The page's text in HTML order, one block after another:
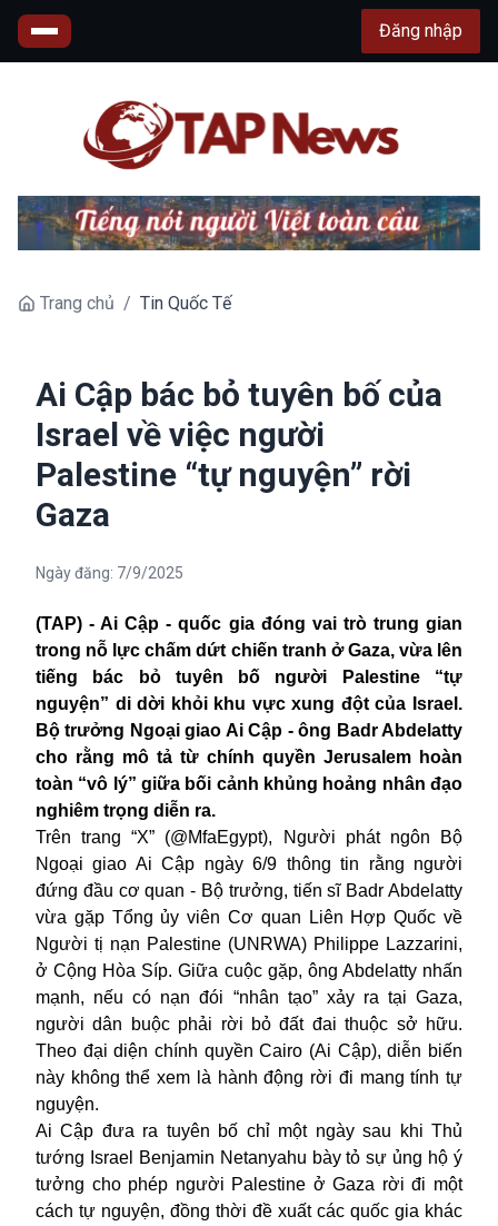
Đăng nhập
Trang chủ / Tin Quốc Tế
Ai Cập bác bỏ tuyên bố của
Israel về việc người
Palestine “tự nguyện” rời
Gaza
Ngày đăng: 7/9/2025
(TAP) - Ai Cập - quốc gia đóng vai trò trung gian
trong nỗ lực chấm dứt chiến tranh ở Gaza, vừa lên
tiếng bác bỏ tuyên bố người Palestine “tự
nguyện” di dời khỏi khu vực xung đột của Israel.
Bộ trưởng Ngoại giao Ai Cập - ông Badr Abdelatty
cho rằng mô tả từ chính quyền Jerusalem hoàn
toàn “vô lý” giữa bối cảnh khủng hoảng nhân đạo
nghiêm trọng diễn ra.
Trên trang “X” (@MfaEgypt), Người phát ngôn Bộ
Ngoại giao Ai Cập ngày 6/9 thông tin rằng người
đứng đầu cơ quan - Bộ trưởng, tiến sĩ Badr Abdelatty
vừa gặp Tổng ủy viên Cơ quan Liên Hợp Quốc về
Người tị nạn Palestine (UNRWA) Philippe Lazzarini,
ở Cộng Hòa Síp. Giữa cuộc gặp, ông Abdelatty nhấn
mạnh, nếu có nạn đói “nhân tạo” xảy ra tại Gaza,
người dân buộc phải rời bỏ đất đai thuộc sở hữu.
Theo đại diện chính quyền Cairo (Ai Cập), diễn biến
này không thể xem là hành động rời đi mang tính tự
nguyện.
Ai Cập đưa ra tuyên bố chỉ một ngày sau khi Thủ
tướng Israel
Benjamin Netanyahu bày tỏ sự ủng hộ ý
tưởng cho phép người Palestine ở Gaza rời đi một
cách tự nguyện, đồng thời đề xuất các quốc gia khác